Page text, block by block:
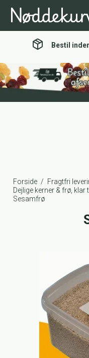
Bestil
Forside / Fragtfri
Dejlige kerner & frø,
Sesamfrø